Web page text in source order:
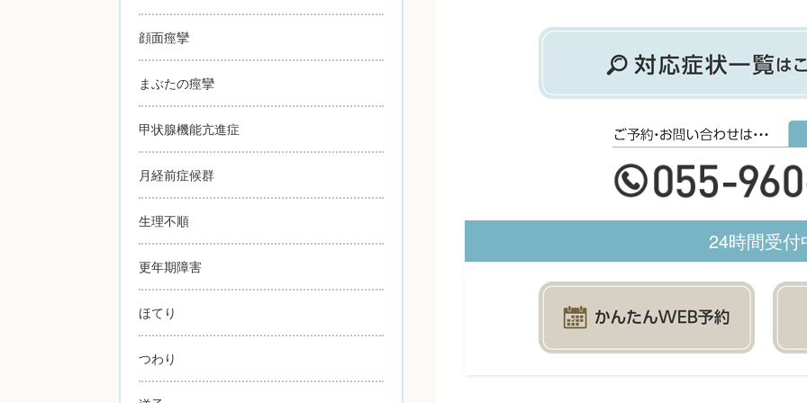
24時間受付
顔面痙攣
まぶたの痙攣
甲状腺機能亢進症
月経前症候群
生理不順
更年期障害
ほてり
つわり